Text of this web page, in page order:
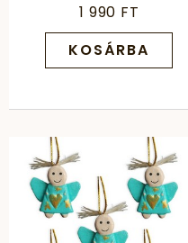
1 990 FT
KOSÁRBA